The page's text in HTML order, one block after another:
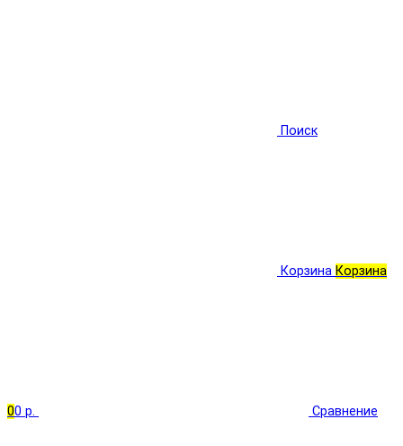
Поиск
Корзина Корзина
00 р. Сравнение